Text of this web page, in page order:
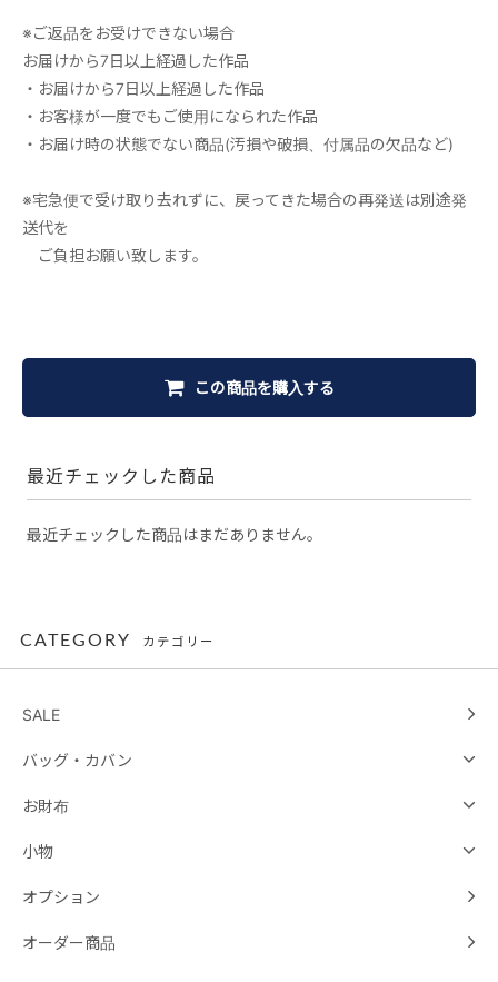
※ご返品をお受けできない場合
お届けから7日以上経過した作品
・お届けから7日以上経過した作品
・お客様が一度でもご使用になられた作品
・お届け時の状態でない商品(汚損や破損、付属品の欠品など)
※宅急便で受け取り去れずに、戻ってきた場合の再発送は別途発
送代を
ご負担お願い致します。
この商品を購入する
最近チェックした商品
最近チェックした商品はまだありません。
CATEGORY カテゴリー
SALE
バッグ・カバン
お財布
小物
オプション
オーダー商品